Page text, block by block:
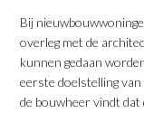
Bij
overleg met de
kunnen gedaan
eerste doelstelling
de bouwheer vindt dat